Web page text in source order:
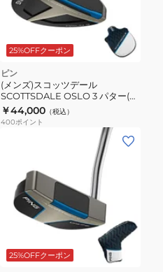
25%OFFクーポン
ピン
(メンズ)スコッツデール
SCOTTSDALE OSLO 3 パター(ロ
フト3度)Stepless Steel
￥44,000 （税込）
400ポイント
25%OFFクーポン